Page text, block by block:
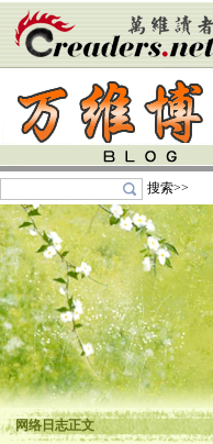
搜索>>
网络日志正文